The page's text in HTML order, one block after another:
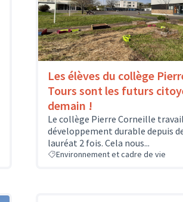
Les élèves du collège
Tours sont les futurs
demain !
Le collège Pierre Corneille
développement durable depuis
lauréat 2 fois. Cela nous...
Environnement et cadre de vie